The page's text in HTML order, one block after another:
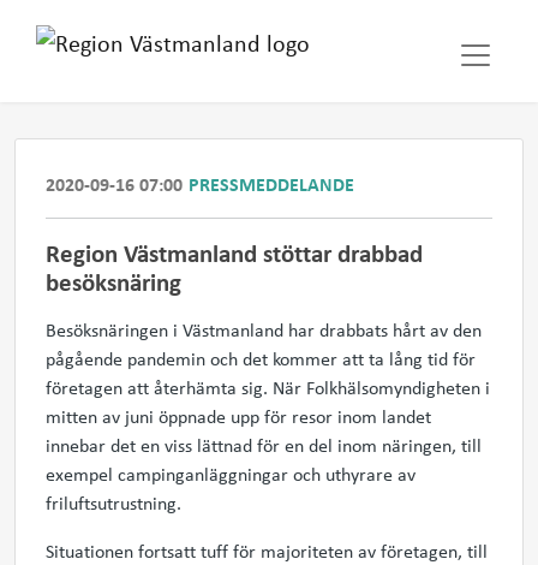
2020-09-16 07:00 PRESSMEDDELANDE
Region Västmanland stöttar drabbad
besöksnäring
Besöksnäringen i Västmanland har drabbats hårt av den
pågående pandemin och det kommer att ta lång tid för
företagen att återhämta sig. När Folkhälsomyndigheten i
mitten av juni öppnade upp för resor inom landet
innebar det en viss lättnad för en del inom näringen, till
exempel campinganläggningar och uthyrare av
friluftsutrustning.
Situationen fortsatt tuff för majoriteten av företagen, till